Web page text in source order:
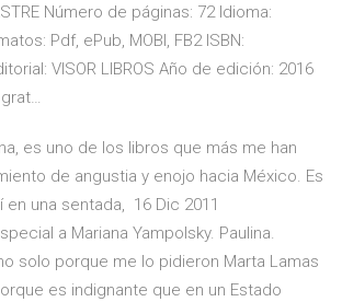
Número de páginas: 72 Idioma:
Pdf, ePub, MOBI, FB2 ISBN:
VISOR LIBROS Año de edición: 2016
es uno de los libros que más me han
de angustia y enojo hacia México. Es
una sentada, 16 Dic 2011
a Mariana Yampolsky. Paulina.
solo porque me lo pidieron Marta Lamas
es indignante que en un Estado